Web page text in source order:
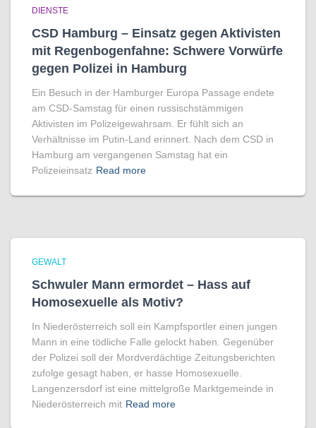
DIENSTE
CSD Hamburg – Einsatz gegen Aktivisten
mit Regenbogen­fahne: Schwere Vorwürfe
gegen Polizei in Hamburg
Ein Besuch in der Hamburger Europa Passage endete
am CSD-Samstag für einen russischstämmigen
Aktivisten im Polizeigewahrsam. Er fühlt sich an
Verhältnisse im Putin-Land erinnert. Nach dem CSD in
Hamburg am vergangenen Samstag hat ein
Polizeieinsatz Read more
GEWALT
Schwuler Mann ermordet – Hass auf
Homo­sexuelle als Motiv?
In Niederösterreich soll ein Kampfsportler einen jungen
Mann in eine tödliche Falle gelockt haben. Gegenüber
der Polizei soll der Mordverdächtige Zeitungsberichten
zufolge gesagt haben, er hasse Homosexuelle.
Langenzersdorf ist eine mittelgroße Marktgemeinde in
Niederösterreich mit Read more